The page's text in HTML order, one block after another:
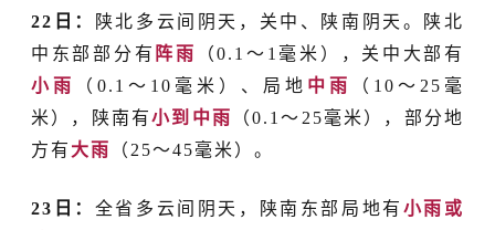
22日：
陕北多云间阴天，关中、陕南阴天。陕北
中东部部分有 阵雨 （0.1 ～ 1毫米），关中大部有
小雨
（0.1 ～ 10毫米）、局地 中雨 （10 ～ 25毫
米），陕南有小到中雨 （0.1～ 25毫米），部分地
方有 大雨 （25～45毫米）。
23日： 全省多云间阴天，陕南东部局地有 小雨或